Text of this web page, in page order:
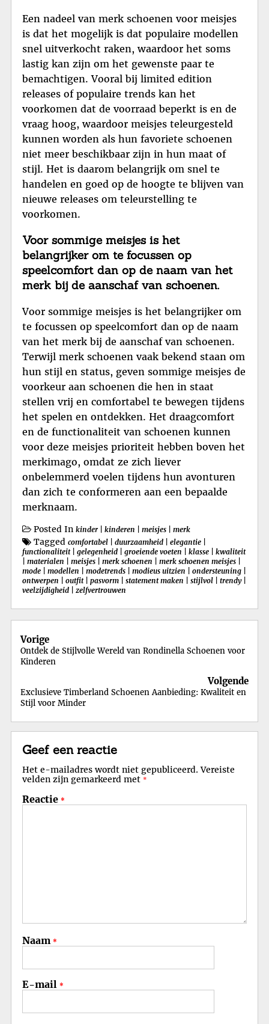
Een nadeel van merk schoenen voor meisjes
is dat het mogelijk is dat populaire modellen
snel uitverkocht raken, waardoor het soms
lastig kan zijn om het gewenste paar te
bemachtigen. Vooral bij limited edition
releases of populaire trends kan het
voorkomen dat de voorraad beperkt is en de
vraag hoog, waardoor meisjes teleurgesteld
kunnen worden als hun favoriete schoenen
niet meer beschikbaar zijn in hun maat of
stijl. Het is daarom belangrijk om snel te
handelen en goed op de hoogte te blijven van
nieuwe releases om teleurstelling te
voorkomen.
Voor sommige meisjes is het
belangrijker om te focussen op
speelcomfort dan op de naam van het
merk bij de aanschaf van schoenen.
Voor sommige meisjes is het belangrijker om
te focussen op speelcomfort dan op de naam
van het merk bij de aanschaf van schoenen.
Terwijl merk schoenen vaak bekend staan om
hun stijl en status, geven sommige meisjes de
voorkeur aan schoenen die hen in staat
stellen vrij en comfortabel te bewegen tijdens
het spelen en ontdekken. Het draagcomfort
en de functionaliteit van schoenen kunnen
voor deze meisjes prioriteit hebben boven het
merkimago, omdat ze zich liever
onbelemmerd voelen tijdens hun avonturen
dan zich te conformeren aan een bepaalde
merknaam.
Posted In kinder kinderen meisjes merk
Tagged comfortabel duurzaamheid elegantie
functionaliteit| gelegenheid groeiende voeten klasse
kwaliteit
materialen meisjes merk schoenen merk schoenen meisjes
mode
modellen modetrends modieus uitzien ondersteuning
ontwerpen
outfit| pasvorm statement maken stijlvol trendy|
veelzijdigheid
zelfvertrouwen
Berichtnavigatie
Vorige
Ontdek de Stijlvolle Wereld van Rondinella Schoenen voor
Kinderen
Volgende
Exclusieve Timberland Schoenen Aanbieding: Kwaliteit en
Stijl voor Minder
Geef een reactie
Het e-mailadres wordt niet gepubliceerd. Vereiste
velden zijn gemarkeerd met *
Reactie *
Naam *
E-mail *